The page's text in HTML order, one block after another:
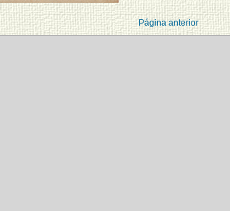
Página anterior